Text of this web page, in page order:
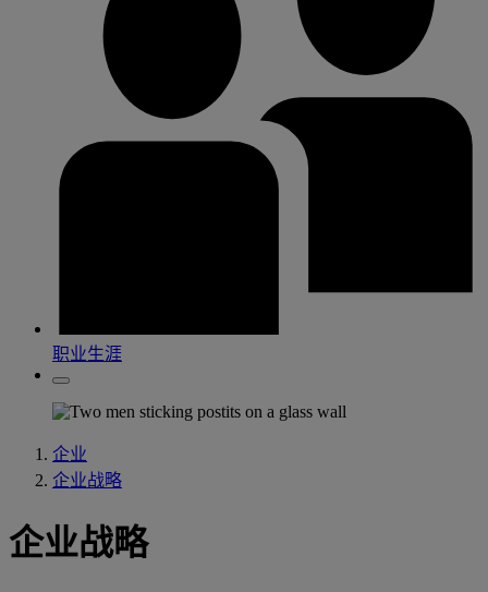
职业生涯
企业
企业战略
企业战略